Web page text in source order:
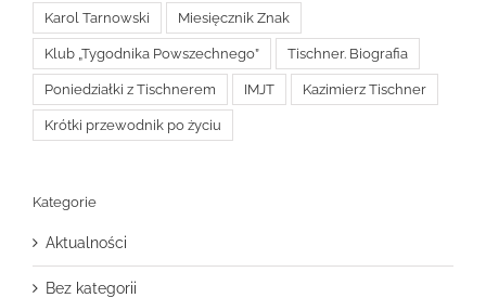
Karol Tarnowski Miesięcznik Znak
Klub „Tygodnika Powszechnego” Tischner. Biografia
Poniedziałki z Tischnerem IMJT Kazimierz Tischner
Krótki przewodnik po życiu
Kategorie
Aktualności
Bez kategorii